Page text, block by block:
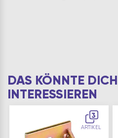
DAS KÖNNTE
INTERESSIEREN
3
ARTIKEL